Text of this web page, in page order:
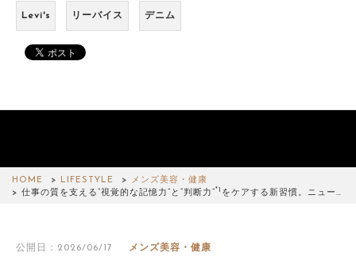
Levi's リーバイス デニム
HOME LIFESTYLE
メンズ美容・健康
仕事の質を支える“視覚的な記憶力”と“判断力”*1 をケアする新習慣。ニュー…
公開日：2026/06/17 メンズ美容・健康